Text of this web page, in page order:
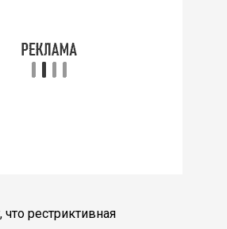
рестриктивная